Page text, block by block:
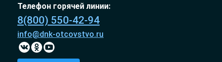
Телефон горячей линии:
8(800) 550-42-94
info@dnk-otcovstvo.ru